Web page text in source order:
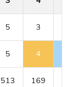
5 3
5 4
513 169